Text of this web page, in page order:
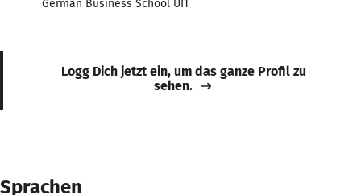
German Business School UIT
Logg Dich jetzt ein, um das ganze Profil zu
sehen.
Sprachen